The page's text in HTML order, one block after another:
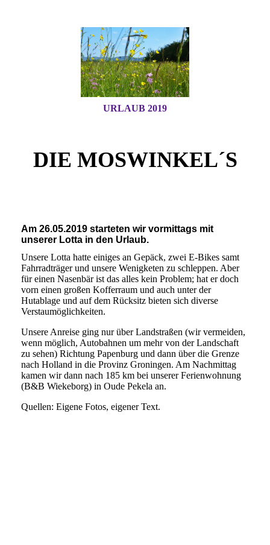
URLAUB 2019
DIE MOSWINKEL´S
Am 26.05.2019 starteten wir vormittags mit
unserer Lotta in den Urlaub.
Unsere Lotta hatte einiges an Gepäck, zwei E-Bikes samt
Fahrradträger und unsere Wenigketen zu schleppen. Aber
für einen Nasenbär ist das alles kein Problem; hat er doch
vorn einen großen Kofferraum und auch unter der
Hutablage und auf dem Rücksitz bieten sich diverse
Verstaumöglichkeiten.
Unsere Anreise ging nur über Landstraßen (wir vermeiden,
wenn möglich, Autobahnen um mehr von der Landschaft
zu sehen) Richtung Papenburg und dann über die Grenze
nach Holland in die Provinz Groningen. Am Nachmittag
kamen wir dann nach 185 km bei unserer Ferienwohnung
(B&B Wiekeborg) in Oude Pekela an.
Quellen: Eigene Fotos, eigener Text.